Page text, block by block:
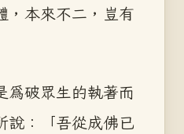
，本來不二，豈有
為破眾生的執著而
說：「吾從成佛已